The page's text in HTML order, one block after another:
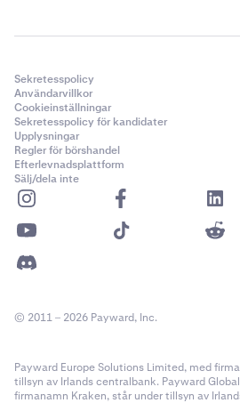
Sekretesspolicy
Användarvillkor
Cookieinställningar
Sekretesspolicy för kandidater
Upplysningar
Regler för börshandel
Efterlevnadsplattform
Sälj/dela inte
© 2011 – 2026 Payward, Inc.
Payward Europe Solutions Limited, med
tillsyn av Irlands centralbank. Payward
firmanamn Kraken, står under tillsyn av